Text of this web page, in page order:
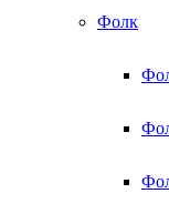
Фолк